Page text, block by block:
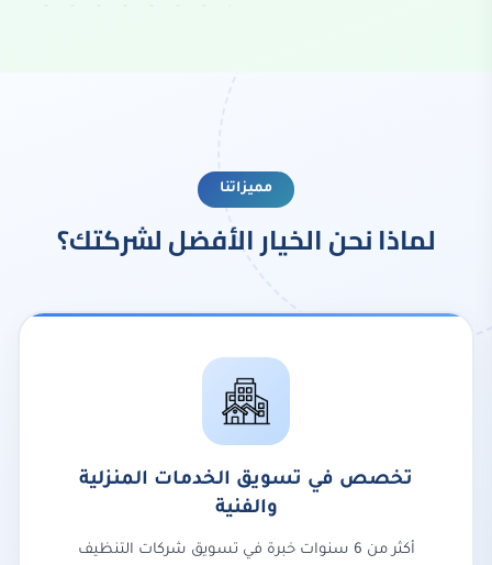
مميزاتنا
لماذا نحن الخيار الأفضل لشركتك؟
تخصص في تسويق الخدمات المنزلية
والفنية
أكثر من 6 سنوات خبرة في تسويق شركات التنظيف